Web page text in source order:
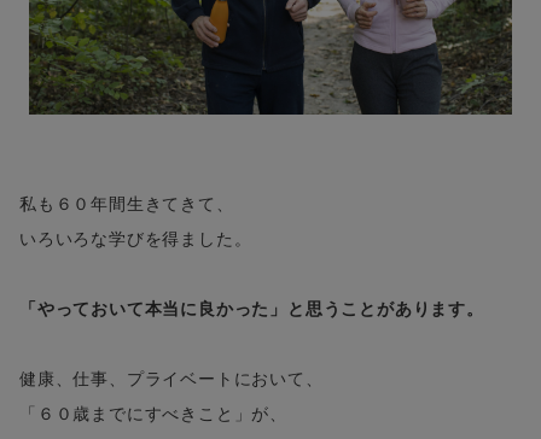
私も６０年間生きてきて、
いろいろな学びを得ました。
「やっておいて本当に良かった」と思うことがあります。
健康、仕事、プライベートにおいて、
「６０歳までにすべきこと」が、